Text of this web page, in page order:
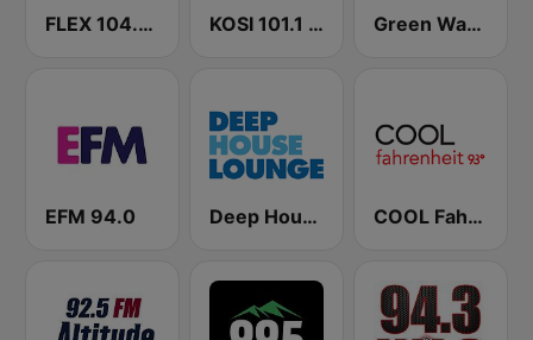
FLEX 104.5 FM KOSI 101.1 FM Green Wave 106.5 FM
EFM 94.0 Deep House Lounge COOL Fahrenheit 93 FM